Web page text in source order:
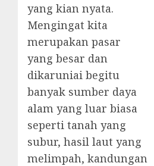
yang kian nyata.
Mengingat kita
merupakan pasar
yang besar dan
dikaruniai begitu
banyak sumber daya
alam yang luar biasa
seperti tanah yang
subur, hasil laut yang
melimpah, kandungan